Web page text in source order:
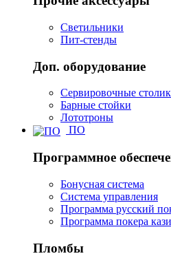
Светильники
Пит-стенды
Доп. оборудование
Сервировочные
Барные стойки
Лототроны
ПО
Программное
Бонусная система
Система управления
Программа русский
Программа покера
Пломбы